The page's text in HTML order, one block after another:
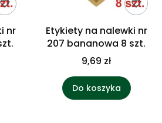
nr
Etykiety na nalewki nr
207 bananowa 8 szt.
9,69 zł
Do koszyka